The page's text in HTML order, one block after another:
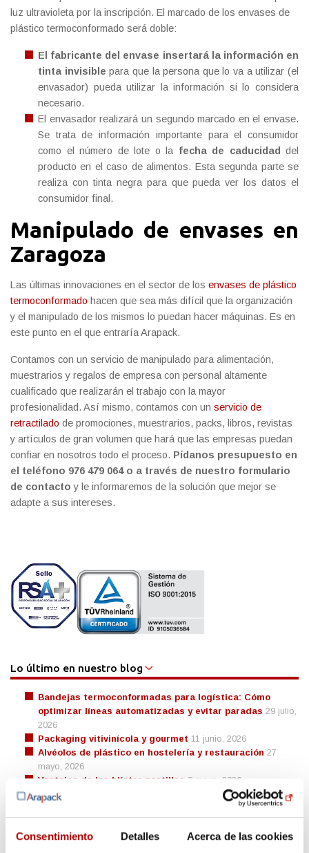
Consentimiento Detalles Acerca de las cookies
luz ultravioleta por la inscripción. El marcado de los envases de
plástico termoconformado será doble:
El fabricante del envase insertará la información en
tinta invisible para que la persona que lo va a utilizar (el
envasador) pueda utilizar la información si lo considera
necesario.
El envasador realizará un segundo marcado en el envase.
Se trata de información importante para el consumidor
como el número de lote o la fecha de caducidad
del
producto en el caso de alimentos. Esta segunda parte se
realiza con tinta negra para que pueda ver los datos el
consumidor final.
Manipulado de envases en
Zaragoza
Las últimas innovaciones en el sector de los envases de plástico
termoconformado hacen que sea más difícil que la organización
y el manipulado de los mismos lo puedan hacer máquinas. Es en
este punto en el que entraría Arapack.
Contamos con un servicio de manipulado para alimentación,
muestrarios y regalos de empresa con personal altamente
cualificado que realizarán el trabajo con la mayor
profesionalidad. Así mismo, contamos con un servicio de
retractilado de promociones, muestrarios, packs, libros, revistas
y artículos de gran volumen que hará que las empresas puedan
confiar en nosotros todo el proceso. Pídanos presupuesto en
el teléfono 976 479 064 o a través de nuestro formulario
de contacto y le informaremos de la solución que mejor se
adapte a sus intereses.
Lo último en nuestro blog
Bandejas termoconformadas para logística: Cómo
optimizar líneas automatizadas y evitar paradas 29 julio,
2026
Packaging vitivinícola y gourmet 11 junio, 2026
Alvéolos de plástico en hostelería y restauración 27
mayo, 2026
Ventajas de los blíster pastillas 8 mayo, 2026
Guía de adaptación al PPWR
21 abril, 2026
Preguntas frecuentes